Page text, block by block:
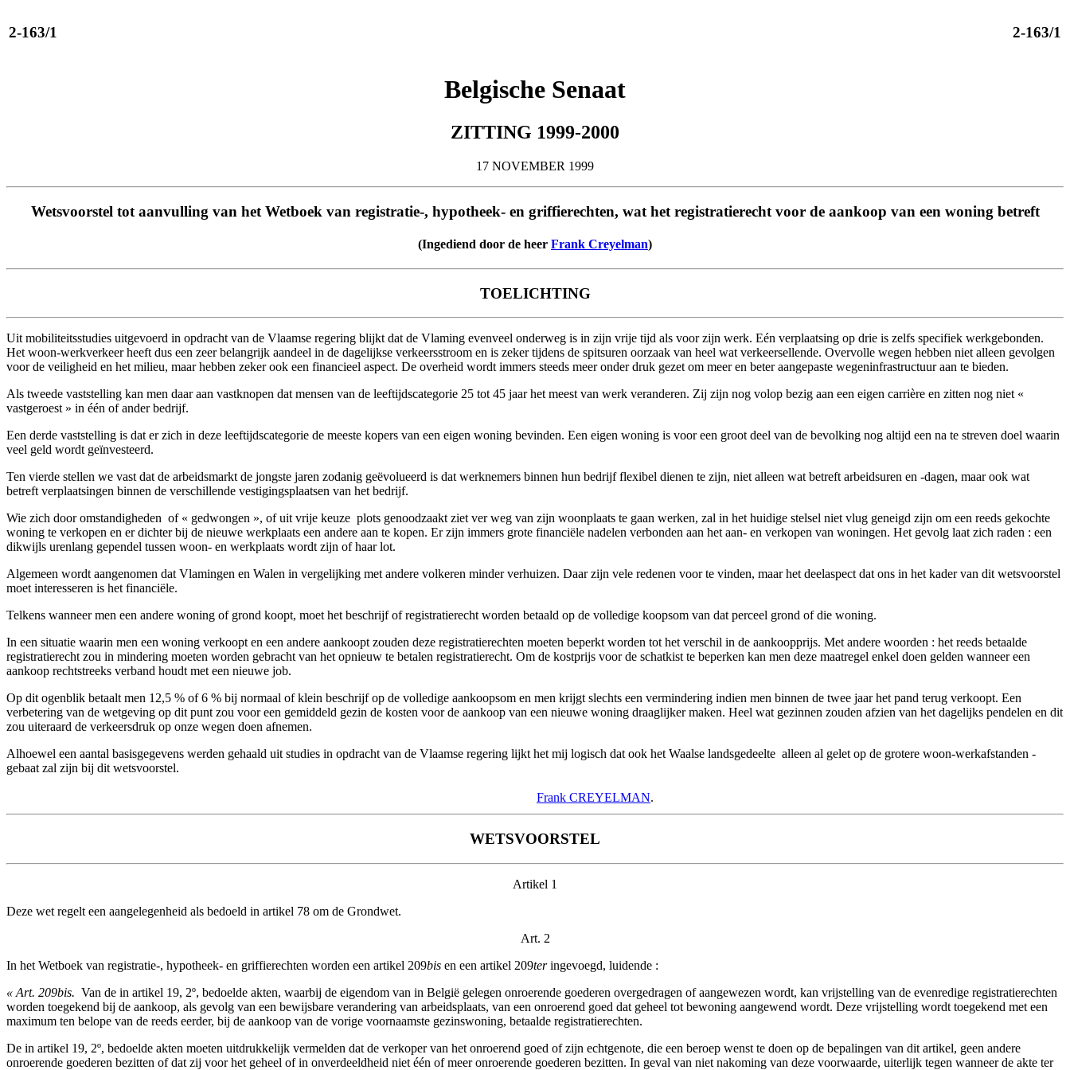
2-163/1 2-163/1
Belgische Senaat
ZITTING 1999-2000
17 NOVEMBER 1999
Wetsvoorstel tot aanvulling van het Wetboek van registratie-, hypotheek- en griffierechten, wat het registratierecht voor de aankoop van een woning betreft
(Ingediend door de heer Frank Creyelman)
TOELICHTING
Uit mobiliteitsstudies uitgevoerd in opdracht van de Vlaamse regering blijkt dat de Vlaming evenveel onderweg is in zijn vrije tijd als voor zijn werk. Eén verplaatsing op drie is zelfs specifiek werkgebonden.
Het woon-werkverkeer heeft dus een zeer belangrijk aandeel in de dagelijkse verkeersstroom en is zeker tijdens de spitsuren oorzaak van heel wat verkeersellende. Overvolle wegen hebben niet alleen gevolgen
voor de veiligheid en het milieu, maar hebben zeker ook een financieel aspect. De overheid wordt immers steeds meer onder druk gezet om meer en beter aangepaste wegeninfrastructuur aan te bieden.
Als tweede vaststelling kan men daar aan vastknopen dat mensen van de leeftijdscategorie 25 tot 45 jaar het meest van werk veranderen. Zij zijn nog volop bezig aan een eigen carrière en zitten nog niet «
vastgeroest » in één of ander bedrijf.
Een derde vaststelling is dat er zich in deze leeftijdscategorie de meeste kopers van een eigen woning bevinden. Een eigen woning is voor een groot deel van de bevolking nog altijd een na te streven doel waarin
veel geld wordt geïnvesteerd.
Ten vierde stellen we vast dat de arbeidsmarkt de jongste jaren zodanig geëvolueerd is dat werknemers binnen hun bedrijf flexibel dienen te zijn, niet alleen wat betreft arbeidsuren en -dagen, maar ook wat
betreft verplaatsingen binnen de verschillende vestigingsplaatsen van het bedrijf.
Wie zich door omstandigheden ­ of « gedwongen », of uit vrije keuze ­ plots genoodzaakt ziet ver weg van zijn woonplaats te gaan werken, zal in het huidige stelsel niet vlug geneigd zijn om een reeds gekochte
woning te verkopen en er dichter bij de nieuwe werkplaats een andere aan te kopen. Er zijn immers grote financiële nadelen verbonden aan het aan- en verkopen van woningen. Het gevolg laat zich raden : een
dikwijls urenlang gependel tussen woon- en werkplaats wordt zijn of haar lot.
Algemeen wordt aangenomen dat Vlamingen en Walen in vergelijking met andere volkeren minder verhuizen. Daar zijn vele redenen voor te vinden, maar het deelaspect dat ons in het kader van dit wetsvoorstel
moet interesseren is het financiële.
Telkens wanneer men een andere woning of grond koopt, moet het beschrijf of registratierecht worden betaald op de volledige koopsom van dat perceel grond of die woning.
In een situatie waarin men een woning verkoopt en een andere aankoopt zouden deze registratierechten moeten beperkt worden tot het verschil in de aankoopprijs. Met andere woorden : het reeds betaalde
registratierecht zou in mindering moeten worden gebracht van het opnieuw te betalen registratierecht. Om de kostprijs voor de schatkist te beperken kan men deze maatregel enkel doen gelden wanneer een
aankoop rechtstreeks verband houdt met een nieuwe job.
Op dit ogenblik betaalt men 12,5 % of 6 % bij normaal of klein beschrijf op de volledige aankoopsom en men krijgt slechts een vermindering indien men binnen de twee jaar het pand terug verkoopt. Een
verbetering van de wetgeving op dit punt zou voor een gemiddeld gezin de kosten voor de aankoop van een nieuwe woning draaglijker maken. Heel wat gezinnen zouden afzien van het dagelijks pendelen en dit
zou uiteraard de verkeersdruk op onze wegen doen afnemen.
Alhoewel een aantal basisgegevens werden gehaald uit studies in opdracht van de Vlaamse regering lijkt het mij logisch dat ook het Waalse landsgedeelte ­ alleen al gelet op de grotere woon-werkafstanden ­
gebaat zal zijn bij dit wetsvoorstel.
Frank CREYELMAN.
WETSVOORSTEL
Artikel 1
Deze wet regelt een aangelegenheid als bedoeld in artikel 78 om de Grondwet.
Art. 2
In het Wetboek van registratie-, hypotheek- en griffierechten worden een artikel 209bis en een artikel 209teringevoegd, luidende :
« Art. 209bis. ­ Van de in artikel 19, 2º, bedoelde akten, waarbij de eigendom van in België gelegen onroerende goederen overgedragen of aangewezen wordt, kan vrijstelling van de evenredige registratierechten
worden toegekend bij de aankoop, als gevolg van een bewijsbare verandering van arbeidsplaats, van een onroerend goed dat geheel tot bewoning aangewend wordt. Deze vrijstelling wordt toegekend met een
maximum ten belope van de reeds eerder, bij de aankoop van de vorige voornaamste gezinswoning, betaalde registratierechten.
De in artikel 19, 2º, bedoelde akten moeten uitdrukkelijk vermelden dat de verkoper van het onroerend goed of zijn echtgenote, die een beroep wenst te doen op de bepalingen van dit artikel, geen andere
onroerende goederen bezitten of dat zij voor het geheel of in onverdeeldheid niet één of meer onroerende goederen bezitten. In geval van niet nakoming van deze voorwaarde, uiterlijk tegen wanneer de akte ter